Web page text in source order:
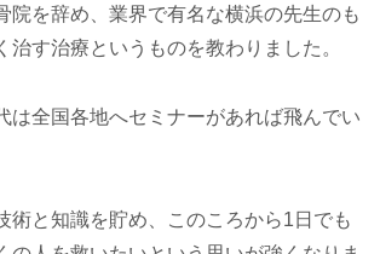
院を辞め、業界で有名な横浜の先生のも
治す治療というものを教わりました。
は全国各地へセミナーがあれば飛んでい
術と知識を貯め、このころから1日でも